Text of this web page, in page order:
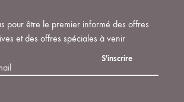
pour être le premier informé des offres
et des offres spéciales à venir